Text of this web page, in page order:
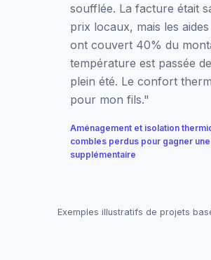
soufflée. La facture était
prix locaux, mais les
ont couvert 40% du
température est passée
plein été. Le confort
pour mon fils."
Aménagement et isolation
combles perdus pour gagner
supplémentaire
Exemples illustratifs de projets